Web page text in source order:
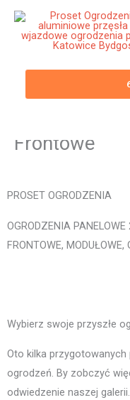
Przejdź
Ogrodzenia
Wjazdowe
Aluminiowe
Panelowe
Frontowe
PROSET OGRODZENIA
OGRODZENIA
FRONTOWE, MODUŁOWE,
Wybierz swoje przyszłe
Oto kilka
ogrodzeń. By zobczyć
odwiedzenie naszej galerii.